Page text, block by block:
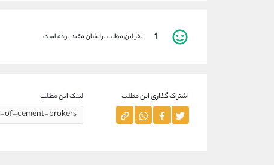
1 نفر این مطلب برایشان مفید بوده است.
اشتراک گذاری این مطلب لینک این مطلب